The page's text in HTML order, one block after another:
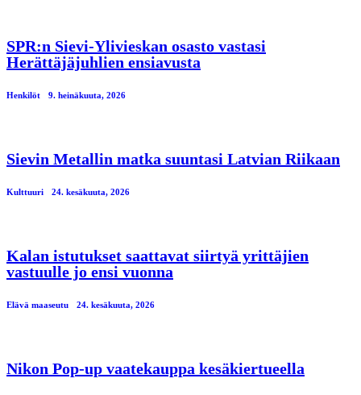
SPR:n Sievi-Ylivieskan osasto vastasi
Herättäjäjuhlien ensiavusta
Henkilöt 9. heinäkuuta, 2026
Sievin Metallin matka suuntasi Latvian Riikaan
Kulttuuri 24. kesäkuuta, 2026
Kalan istutukset saattavat siirtyä yrittäjien
vastuulle jo ensi vuonna
Elävä maaseutu 24. kesäkuuta, 2026
Nikon Pop-up vaatekauppa kesäkiertueella